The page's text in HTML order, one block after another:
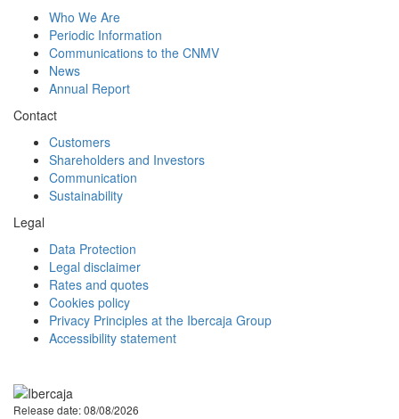
Who We Are
Periodic Information
Communications to the CNMV
News
Annual Report
Contact
Customers
Shareholders and Investors
Communication
Sustainability
Legal
Data Protection
Legal disclaimer
Rates and quotes
Cookies policy
Privacy Principles at the Ibercaja Group
Accessibility statement
Release date: 08/08/2026